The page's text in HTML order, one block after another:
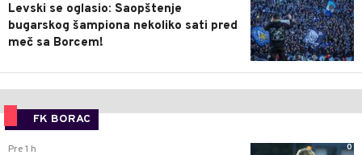
Levski se oglasio: Saopštenje
bugarskog šampiona nekoliko sati pred
meč sa Borcem!
FK BORAC
0
Pre 1 h